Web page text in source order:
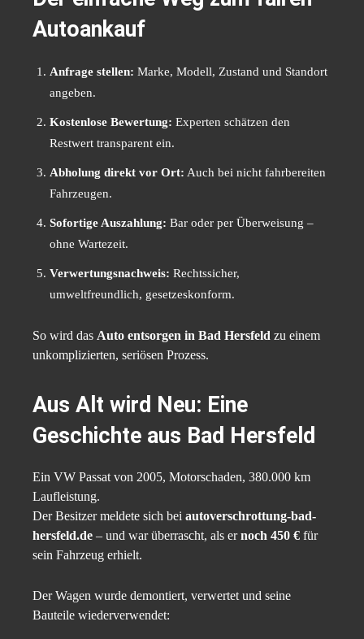
Autoankauf
Anfrage stellen: Marke, Modell, Zustand und Standort
angeben.
Kostenlose Bewertung: Experten schätzen den
Restwert transparent ein.
Abholung direkt vor Ort: Auch bei nicht fahrbereiten
Fahrzeugen.
Sofortige Auszahlung: Bar oder per Überweisung –
ohne Wartezeit.
Verwertungsnachweis: Rechtssicher,
umweltfreundlich, gesetzeskonform.
So wird das Auto entsorgen in Bad Hersfeld zu einem
unkomplizierten, seriösen Prozess.
Aus Alt wird Neu: Eine
Geschichte aus Bad Hersfeld
Ein VW Passat von 2005, Motorschaden, 380.000 km
Laufleistung.
Der Besitzer meldete sich bei autoverschrottung-bad-
hersfeld.de – und war überrascht, als ernoch 450 € für
sein Fahrzeug erhielt.
Der Wagen wurde demontiert, verwertet und seine
Bauteile wiederverwendet: